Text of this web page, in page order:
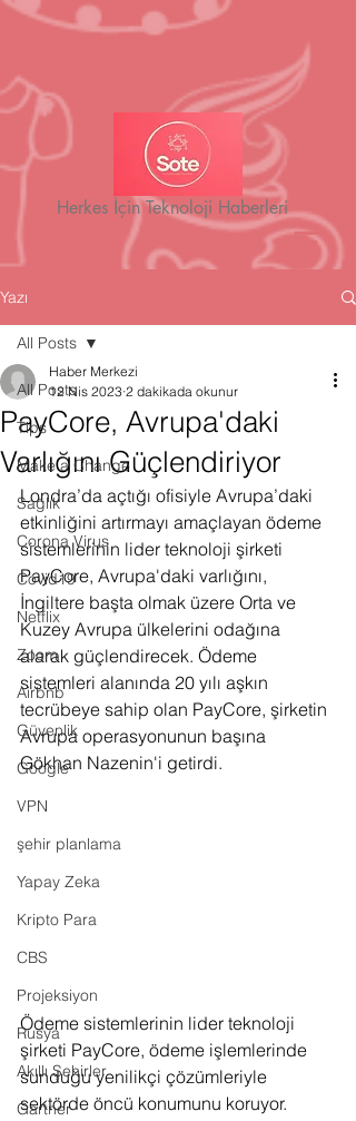
Herkes İçin Teknoloji Haberleri
Yazı
All Posts
Tips
Make a Change
Sağlık
Corona Virus
Covid19
Netflix
Zoom
Airbnb
Güvenlik
Google
VPN
şehir planlama
Yapay Zeka
Kripto Para
CBS
Projeksiyon
Rusya
Akıllı Şehirler
Gartner
All Posts
PayCore, Avrupa'daki
Varlığını Güçlendiriyor
Haber Merkezi
12 Nis 2023 2 dakikada okunur
Londra’da açtığı ofisiyle Avrupa’daki
etkinliğini artırmayı amaçlayan ödeme
sistemlerinin lider teknoloji şirketi
PayCore, Avrupa'daki varlığını,
İngiltere başta olmak üzere Orta ve
Kuzey Avrupa ülkelerini odağına
alarak güçlendirecek. Ödeme
sistemleri alanında 20 yılı aşkın
tecrübeye sahip olan PayCore, şirketin
Avrupa operasyonunun başına
Gökhan Nazenin'i getirdi.
Ödeme sistemlerinin lider teknoloji
şirketi PayCore, ödeme işlemlerinde
sunduğu yenilikçi çözümleriyle
sektörde öncü konumunu koruyor.